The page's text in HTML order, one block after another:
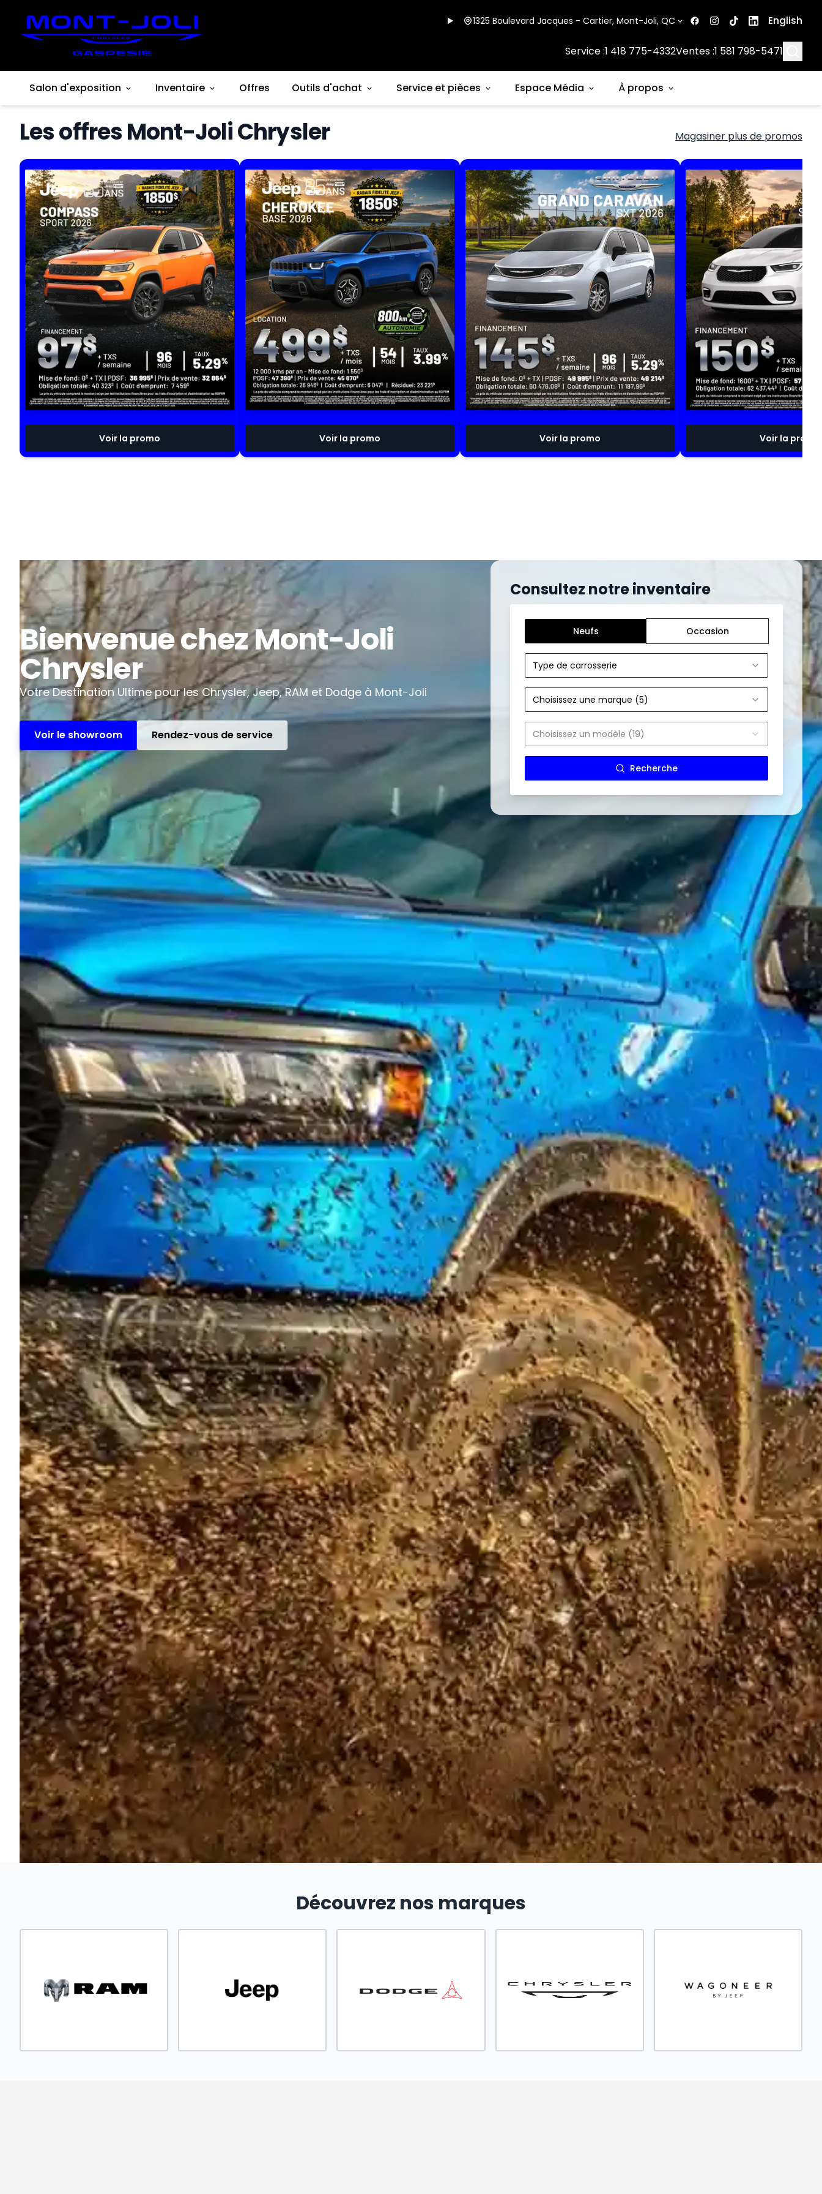
1325 Boulevard Jacques - Cartier, Mont-Joli, QC English
Service :1 418 775-4332Ventes :1 581 798-5471
Salon d'exposition Inventaire Offres Outils d'achat Service et pièces Espace Média À propos
Les offres Mont-Joli Chrysler Magasiner plus de promos
Voir la promo Voir la promo Voir la promo Voir la promo
Bienvenue chez Mont-Joli
Chrysler
Votre Destination Ultime pour les Chrysler, Jeep, RAM et Dodge à Mont-Joli
Voir le showroom Rendez-vous de service
Consultez notre inventaire
Neufs Occasion
Type de carrosserie
Choisissez une marque (5)
Choisissez un modèle (19)
Recherche
Découvrez nos marques